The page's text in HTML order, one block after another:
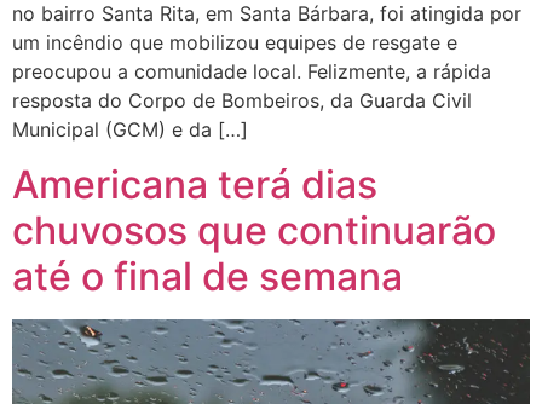
no bairro Santa Rita, em Santa Bárbara, foi atingida por
um incêndio que mobilizou equipes de resgate e
preocupou a comunidade local. Felizmente, a rápida
resposta do Corpo de Bombeiros, da Guarda Civil
Municipal (GCM) e da […]
Americana terá dias
chuvosos que continuarão
até o final de semana